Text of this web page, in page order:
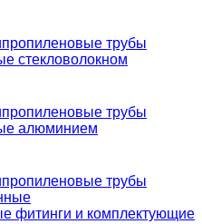
трубы
стекловолокном
трубы
алюминием
трубы
фитинги и комплектующие